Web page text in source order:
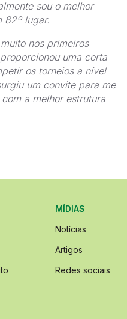
sou o melhor
82º lugar.
nos primeiros
uma certa
os torneios a nível
um convite para me
a melhor estrutura
MÍDIAS
Notícias
Artigos
Redes sociais